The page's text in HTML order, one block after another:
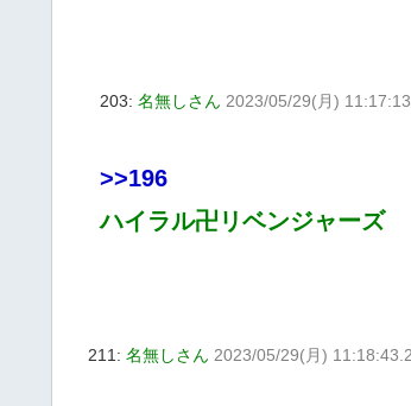
203: 名無しさん 2023/05/29(月)
>>196
ハイラル卍リベンジャーズ
211: 名無しさん 2023/05/29(月)